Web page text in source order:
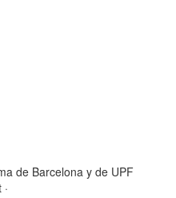
de Barcelona y de UPF
·